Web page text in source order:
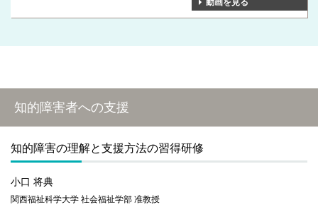
動画を見る
知的障害者への支援
知的障害の理解と支援方法の習得研修
小口 将典
関西福祉科学大学 社会福祉学部 准教授